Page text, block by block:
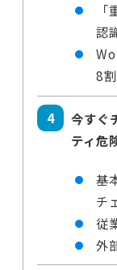
認
8
今すぐ
ティ危
基
チ
従
外